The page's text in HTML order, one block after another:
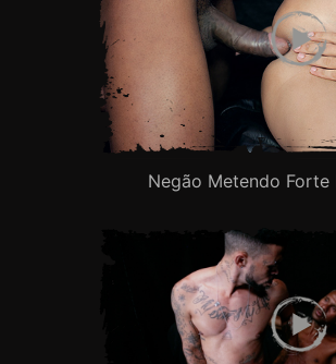
Negão Metendo Forte